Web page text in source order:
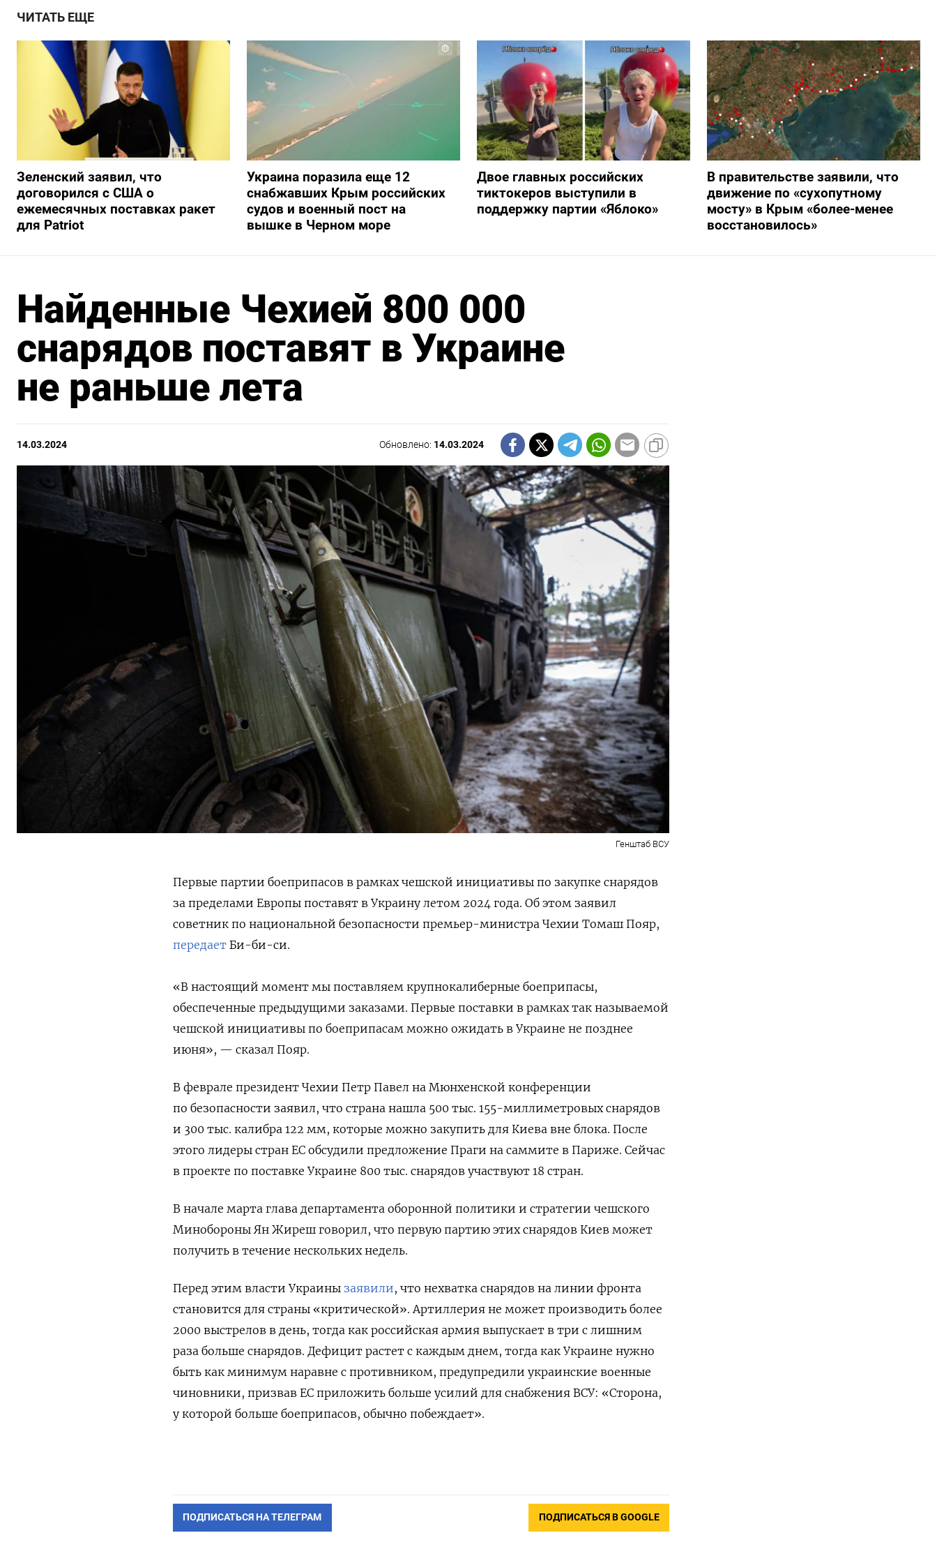
ЧИТАТЬ ЕЩЕ
Зеленский заявил, что
договорился с США о
ежемесячных поставках ракет
для Patriot
Украина поразила еще 12
снабжавших Крым российских
судов и военный пост на
вышке в Черном море
Двое главных российских
тиктокеров выступили в
поддержку партии «Яблоко»
В правительстве заявили, что
движение по «сухопутному
мосту» в Крым «более-менее
восстановилось»
Найденные Чехией 800 000
снарядов поставят в Украине
не раньше лета
14.03.2024 Обновлено: 14.03.2024
Генштаб ВСУ
Первые партии боеприпасов в рамках чешской инициативы по закупке снарядов
за пределами Европы поставят в Украину летом 2024 года. Об этом заявил
советник по национальной безопасности премьер-министра Чехии Томаш Пояр,
передает Би-би-си.
«В настоящий момент мы поставляем крупнокалиберные боеприпасы,
обеспеченные предыдущими заказами. Первые поставки в рамках так называемой
чешской инициативы по боеприпасам можно ожидать в Украине не позднее
июня», — сказал Пояр.
В феврале президент Чехии Петр Павел на Мюнхенской конференции
по безопасности заявил, что страна нашла 500 тыс. 155-миллиметровых снарядов
и 300 тыс. калибра 122 мм, которые можно закупить для Киева вне блока. После
этого лидеры стран ЕС обсудили предложение Праги на саммите в Париже. Сейчас
в проекте по поставке Украине 800 тыс. снарядов участвуют 18 стран.
В начале марта глава департамента оборонной политики и стратегии чешского
Минобороны Ян Жиреш говорил, что первую партию этих снарядов Киев может
получить в течение нескольких недель.
Перед этим власти Украины заявили, что нехватка снарядов на линии фронта
становится для страны «критической». Артиллерия не может производить более
2000 выстрелов в день, тогда как российская армия выпускает в три с лишним
раза больше снарядов. Дефицит растет с каждым днем, тогда как Украине нужно
быть как минимум наравне с противником, предупредили украинские военные
чиновники, призвав ЕС приложить больше усилий для снабжения ВСУ: «Сторона,
у которой больше боеприпасов, обычно побеждает».
ПОДПИСАТЬСЯ НА ТЕЛЕГРАМ ПОДПИСАТЬСЯ В GOOGLE